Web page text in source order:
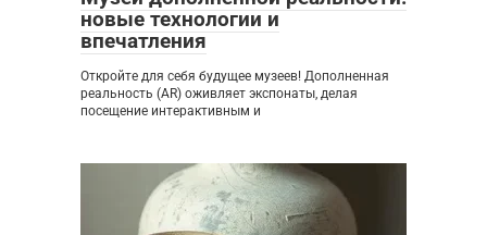
новые технологии и
впечатления
Откройте для себя будущее музеев! Дополненная
реальность (AR) оживляет экспонаты, делая
посещение интерактивным и